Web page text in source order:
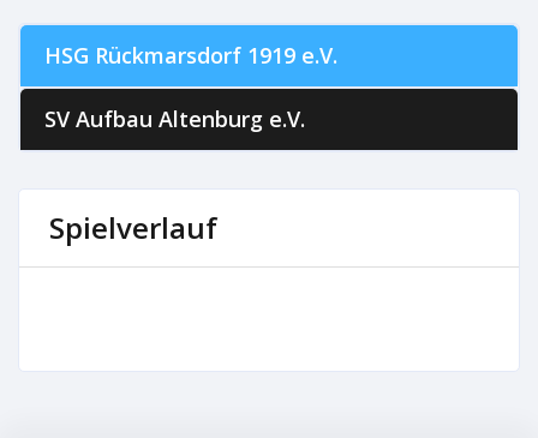
HSG Rückmarsdorf 1919 e.V.
SV Aufbau Altenburg e.V.
Spielverlauf